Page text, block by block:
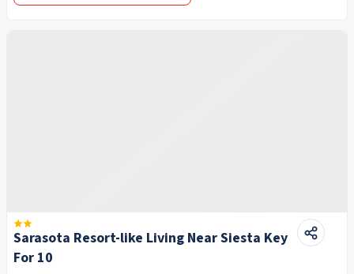
Sarasota Resort-like Living Near Siesta Key
For 10